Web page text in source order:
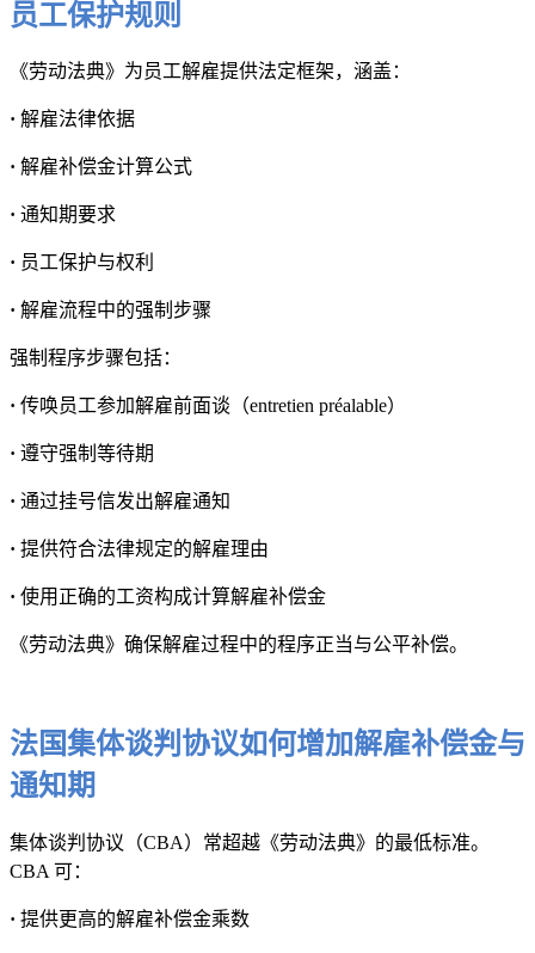
员工保护规则
《劳动法典》为员工解雇提供法定框架，涵盖：
· 解雇法律依据
· 解雇补偿金计算公式
· 通知期要求
· 员工保护与权利
· 解雇流程中的强制步骤
强制程序步骤包括：
· 传唤员工参加解雇前面谈（entretien préalable）
· 遵守强制等待期
· 通过挂号信发出解雇通知
· 提供符合法律规定的解雇理由
· 使用正确的工资构成计算解雇补偿金
《劳动法典》确保解雇过程中的程序正当与公平补偿。
法国集体谈判协议如何增加解雇补偿金与
通知期
集体谈判协议（CBA）常超越《劳动法典》的最低标准。
CBA 可：
· 提供更高的解雇补偿金乘数